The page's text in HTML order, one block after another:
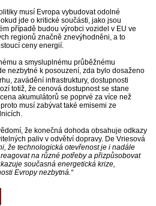
musí Evropa vybudovat odolné
jde o kritické součásti, jako jsou
případě budou výrobci vozidel v EU ve
regionů značně znevýhodněni, a to
ceny energií.
a smysluplnému průběžnému
nezbytné k posouzení, zda bylo dosaženo
zavádění infrastruktury, dostupnosti
totiž, že cenová dostupnost se stane
akumulátorů se poprvé za více než
musí zabývat také emisemi ze
že konečná dohoda obsahuje odkazy
paliv v odvětví dopravy. De Vriesová
že technologická otevřenost je i nadále
na různé potřeby a přizpůsobovat
současná energetická krize,
Evropy nezbytná.“